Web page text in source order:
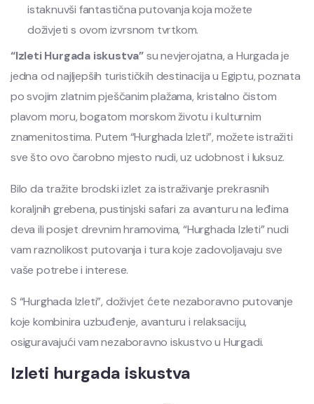
istaknuvši fantastična putovanja koja možete
doživjeti s ovom izvrsnom tvrtkom.
“Izleti Hurgada iskustva”su nevjerojatna, a Hurgada je
jedna od najljepših turističkih destinacija u Egiptu, poznata
po svojim zlatnim pješčanim plažama, kristalno čistom
plavom moru, bogatom morskom životu i kulturnim
znamenitostima. Putem “Hurghada Izleti”, možete istražiti
sve što ovo čarobno mjesto nudi, uz udobnost i luksuz.
Bilo da tražite brodski izlet za istraživanje prekrasnih
koraljnih grebena, pustinjski safari za avanturu na leđima
deva ili posjet drevnim hramovima, “Hurghada Izleti” nudi
vam raznolikost putovanja i tura koje zadovoljavaju sve
vaše potrebe i interese.
S “Hurghada Izleti”, doživjet ćete nezaboravno putovanje
koje kombinira uzbuđenje, avanturu i relaksaciju,
osiguravajući vam nezaboravno iskustvo u Hurgadi.
Izleti hurgada iskustva